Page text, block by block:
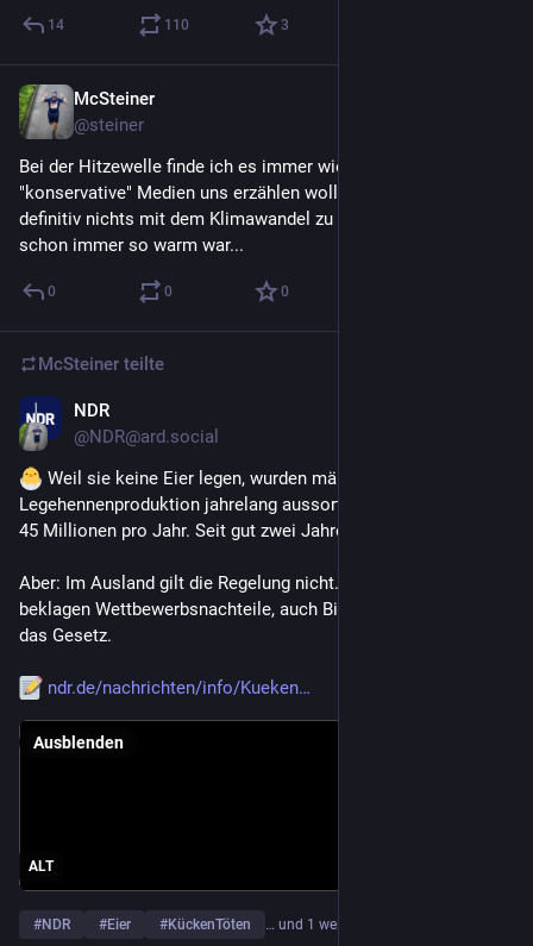
14 110 3
McSteiner
@steiner
Bei der Hitzewelle finde ich es immer wieder faszinierend wie
"konservative" Medien uns erzählen wollen, dass das alles
definitiv nichts mit dem Klimawandel zu tun hat und es ja
schon immer so warm war...
0 0 0
McSteiner teilte
NDR
@NDR@ard.social
Weil sie keine Eier legen, wurden männliche Küken bei der
Legehennenproduktion jahrelang aussortiert und getötet - rund
45 Millionen pro Jahr. Seit gut zwei Jahren ist das verboten.
Aber: Im Ausland gilt die Regelung nicht. Geflügelzüchter
beklagen Wettbewerbsnachteile, auch Bioverbände kritisieren
das Gesetz.
ndr.de/nachrichten/info/Kueken
ALT
Ausblenden
#NDR #Eier #KückenTöten … und 1 weiterer